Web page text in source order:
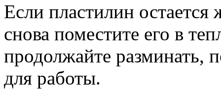
Если пластилин
снова поместите его в
продолжайте разминать,
для работы.